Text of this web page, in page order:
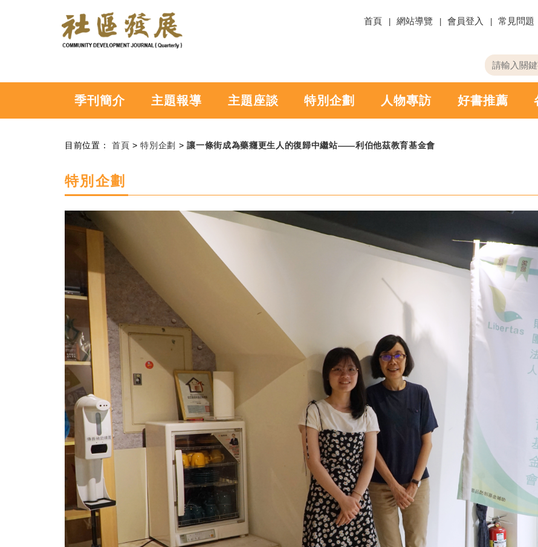
跳到主要內容社
區
展
季
刊
首頁 網站導覽 會員登入 常見問題
關
鍵
字
尋
請
輸
入
鍵
字
季刊簡介 主題報導 主題座談 特別企劃 人物專訪 好書推薦
目前位置：首頁> 特別企劃 > 讓一條街成為藥癮更生人的復歸中繼站——利伯他茲教育基金會
特別企劃